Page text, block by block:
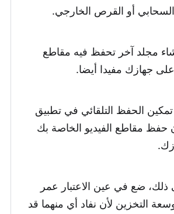
أو القرص الخارجي.
مجلد آخر تحفظ فيه مقاطع
جهازك مفيدا أيضا.
الحفظ التلقائي في تطبيق
حفظ مقاطع الفيديو الخاصة بك
ذلك، ضع في عين الاعتبار عمر
التخزين لأن نفاد أي منهما قد